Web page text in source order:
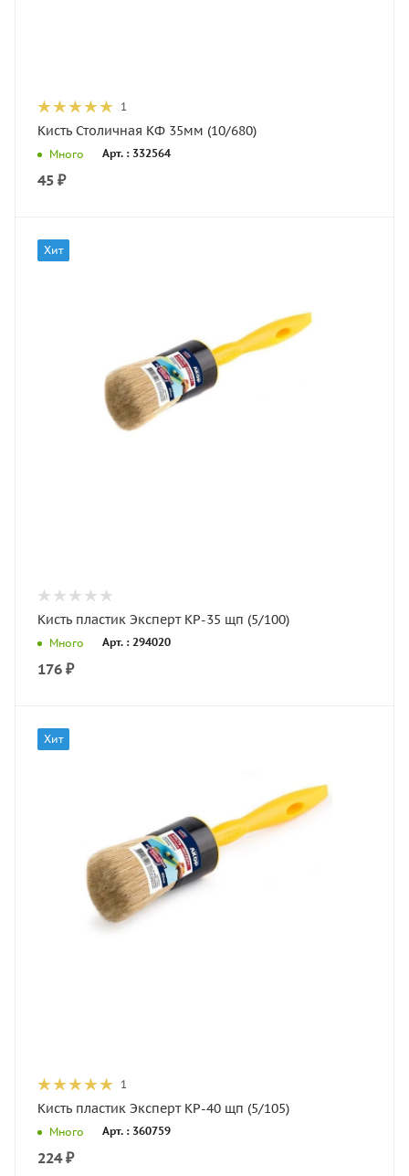
1
Кисть Столичная КФ 35мм (10/680)
Много Арт. : 332564
45 ₽
Хит
Кисть пластик Эксперт КР-35 щп (5/100)
Много Арт. : 294020
176 ₽
Хит
1
Кисть пластик Эксперт КР-40 щп (5/105)
Много Арт. : 360759
224₽